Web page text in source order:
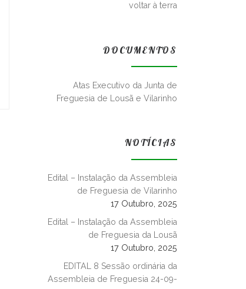
voltar à terra
DOCUMENTOS
Atas Executivo da Junta de
Freguesia de Lousã e Vilarinho
NOTÍCIAS
Edital – Instalação da Assembleia
de Freguesia de Vilarinho
17 Outubro, 2025
Edital – Instalação da Assembleia
de Freguesia da Lousã
17 Outubro, 2025
EDITAL 8 Sessão ordinária da
Assembleia de Freguesia 24-09-